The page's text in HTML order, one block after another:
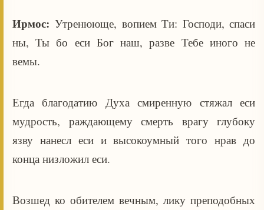
Ирмос:Утренююще, вопием Ти: Господи, спаси
ны, Ты бо еси Бог наш, разве Тебе иного не
вемы.
Егда благодатию Духа смиренную стяжал еси
мудрость, раждающему смерть врагу глубоку
язву нанесл еси и высокоумный того нрав до
конца низложил еси.
Возшед ко обителем вечным, лику преподобных